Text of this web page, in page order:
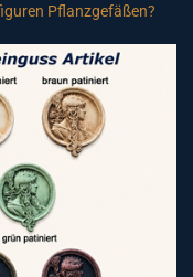
Pflanzgefäßen?